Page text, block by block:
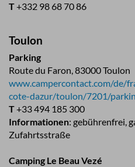
T+332 98 68 70 86
Toulon
Parking
Route du Faron, 83000 Toulon
www.campercontact.com/de/
cote-dazur/toulon/7201/
T+33 494 185 300
Informationen: gebührenfrei,
Zufahrtsstraße
Camping Le Beau Vezé